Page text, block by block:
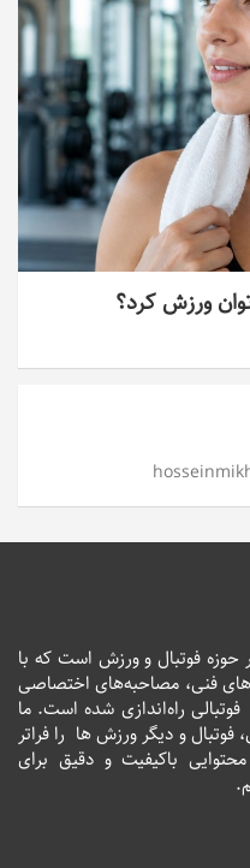
ورزش کرد؟
حوزه فوتبال و ورزش است که با
فنی، مصاحبه‌های اختصاصی
راه‌اندازی شده است. ما
و دیگر ورزش ها را فراتر
باکیفیت و دقیق برای